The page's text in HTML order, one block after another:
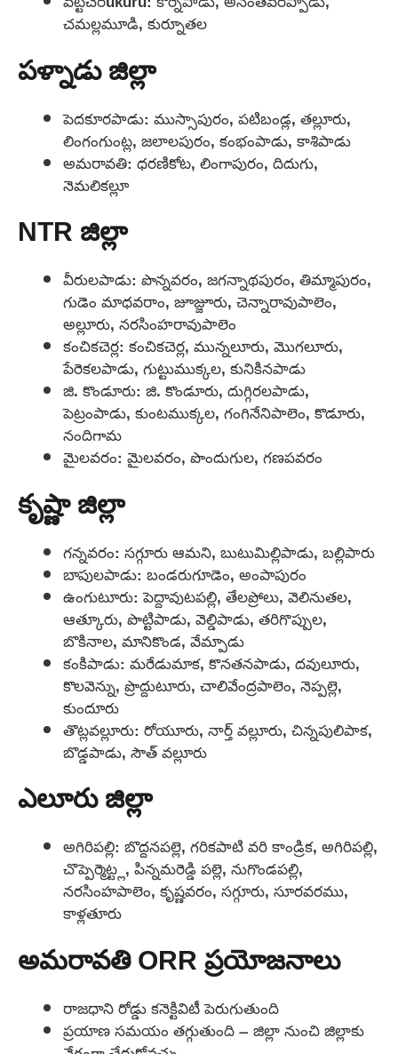
చమల్లమూడి, కుర్నూతల
పళ్నాడు జిల్లా
పెదకూరపాడు: ముస్సాపురం, పటిబండ్ల, తల్లూరు,
లింగంగుంట్ల, జలాలపురం, కంభంపాడు, కాశిపాడు
అమరావతి: ధరణికోట, లింగాపురం, దిదుగు,
నెమలికల్లూ
NTR జిల్లా
వీరులపాడు: పొన్నవరం, జగన్నాథపురం, తిమ్మాపురం,
గుడెం మాధవరాం, జూజ్జూరు, చెన్నారావుపాలెం,
అల్లూరు, నరసింహరావుపాలెం
కంచికచెర్ల: కంచికచెర్ల, మున్నలూరు, మొగలూరు,
పేరెకలపాడు, గుట్టుముక్కల, కునికినపాడు
జి. కొండూరు: జి. కొండూరు, దుగ్గిరలపాడు,
పెట్రంపాడు, కుంటముక్కల, గంగినేనిపాలెం, కొడూరు,
నందిగామ
మైలవరం: మైలవరం, పొందుగుల, గణపవరం
కృష్ణా జిల్లా
గన్నవరం: సగ్గూరు ఆమని, బుటుమిల్లిపాడు, బల్లిపారు
బాపులపాడు: బండరుగూడెం, అంపాపురం
ఉంగుటూరు: పెద్దావుటపల్లి, తేలప్రోలు, వెలినుతల,
ఆత్కూరు, పొట్టిపాడు, వెల్డిపాడు, తరిగొప్పుల,
బొకినాల, మానికొండ, వేమ్పాడు
కంకిపాడు: మరేడుమాక, కొనతనపాడు, దవులూరు,
కొలవెన్ను, ప్రొద్దుటూరు, చాలివేంద్రపాలెం, నెప్పల్లె,
కుందూరు
తొట్లవల్లూరు: రోయూరు, నార్త్ వల్లూరు, చిన్నపులిపాక,
బొడ్డపాడు, సౌత్ వల్లూరు
ఎలూరు జిల్లా
అగిరిపల్లి: బొద్దనపల్లె, గరికపాటి వరి కాండ్రిక, అగిరిపల్లి,
చొప్పెర్మెట్ట్ల, పిన్నమరెడ్డి పల్లె, నుగొండపల్లి,
నరసింహపాలెం, కృష్ణవరం, సగ్గూరు, సూరవరము,
కాళ్లతూరు
అమరావతి ORR ప్రయోజనాలు
రాజధాని రోడ్డు కనెక్టివిటీ పెరుగుతుంది
ప్రయాణ సమయం తగ్గుతుంది – జిల్లా నుంచి జిల్లాకు